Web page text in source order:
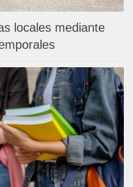
locales mediante